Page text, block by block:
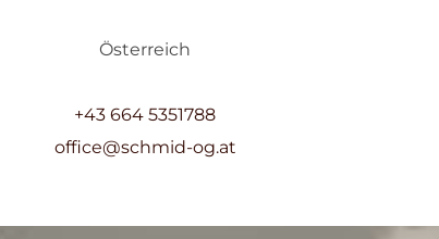
Österreich
+43 664 5351788
office@schmid-og.at